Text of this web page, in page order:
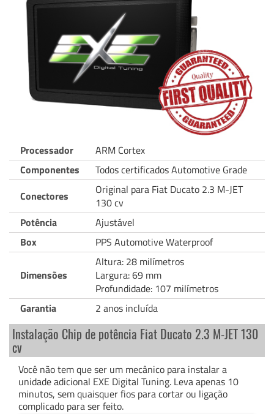
Processador
ARM Cortex
Componentes
Todos certificados Automotive Grade
Conectores
Original para Fiat Ducato 2.3 M-JET
130 cv
Potência
Ajustável
Box
PPS Automotive Waterproof
Dimensões
Altura: 28 milímetros
Largura: 69 mm
Profundidade: 107 milímetros
Garantia
2 anos incluída
Instalação Chip de potência Fiat Ducato 2.3 M-JET 130
cv
Você não tem que ser um mecânico para instalar a
unidade adicional EXE Digital Tuning. Leva apenas 10
minutos, sem quaisquer fios para cortar ou ligação
complicado para ser feito.